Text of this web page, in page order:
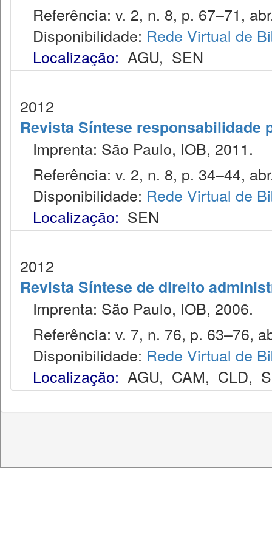
Referência: v. 2, n. 8, p. 67–71,
Disponibilidade: Rede Virtual de
Localização: AGU, SEN
2012
Revista Síntese responsabilidade
Imprenta: São Paulo, IOB, 2011.
Referência: v. 2, n. 8, p. 34–44,
Disponibilidade: Rede Virtual de
Localização: SEN
2012
Revista Síntese de direito
Imprenta: São Paulo, IOB, 2006.
Referência: v. 7, n. 76, p. 63–76,
Disponibilidade: Rede Virtual de
Localização: AGU, CAM, CLD,